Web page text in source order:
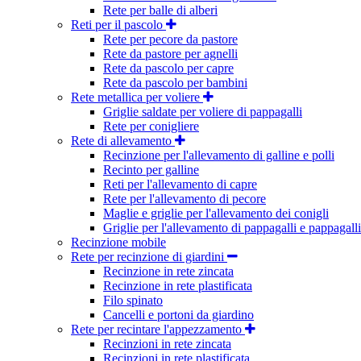
Rete per balle di alberi
Reti per il pascolo
Rete per pecore da pastore
Rete da pastore per agnelli
Rete da pascolo per capre
Rete da pascolo per bambini
Rete metallica per voliere
Griglie saldate per voliere di pappagalli
Rete per conigliere
Rete di allevamento
Recinzione per l'allevamento di galline e polli
Recinto per galline
Reti per l'allevamento di capre
Rete per l'allevamento di pecore
Maglie e griglie per l'allevamento dei conigli
Griglie per l'allevamento di pappagalli e
Recinzione mobile
Rete per recinzione di giardini
Recinzione in rete zincata
Recinzione in rete plastificata
Filo spinato
Cancelli e portoni da giardino
Rete per recintare l'appezzamento
Recinzioni in rete zincata